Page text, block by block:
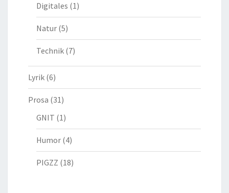
Digitales (1)
Natur (5)
Technik (7)
Lyrik (6)
Prosa (31)
GNIT (1)
Humor (4)
PIGZZ (18)